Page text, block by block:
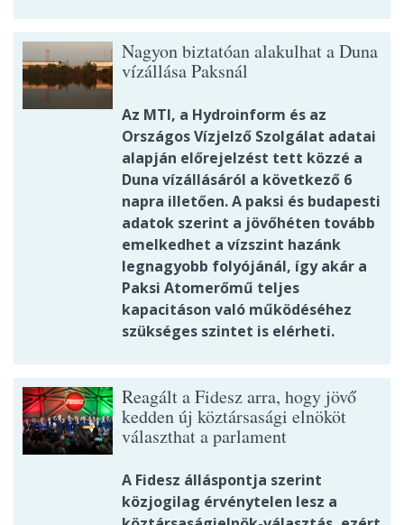
Nagyon biztatóan alakulhat a Duna
vízállása Paksnál
Az MTI, a Hydroinform és az
Országos Vízjelző Szolgálat adatai
alapján előrejelzést tett közzé a
Duna vízállásáról a következő 6
napra illetően. A paksi és budapesti
adatok szerint a jövőhéten tovább
emelkedhet a vízszint hazánk
legnagyobb folyójánál, így akár a
Paksi Atomerőmű teljes
kapacitáson való működéséhez
szükséges szintet is elérheti.
Reagált a Fidesz arra, hogy jövő
kedden új köztársasági elnököt
választhat a parlament
A Fidesz álláspontja szerint
közjogilag érvénytelen lesz a